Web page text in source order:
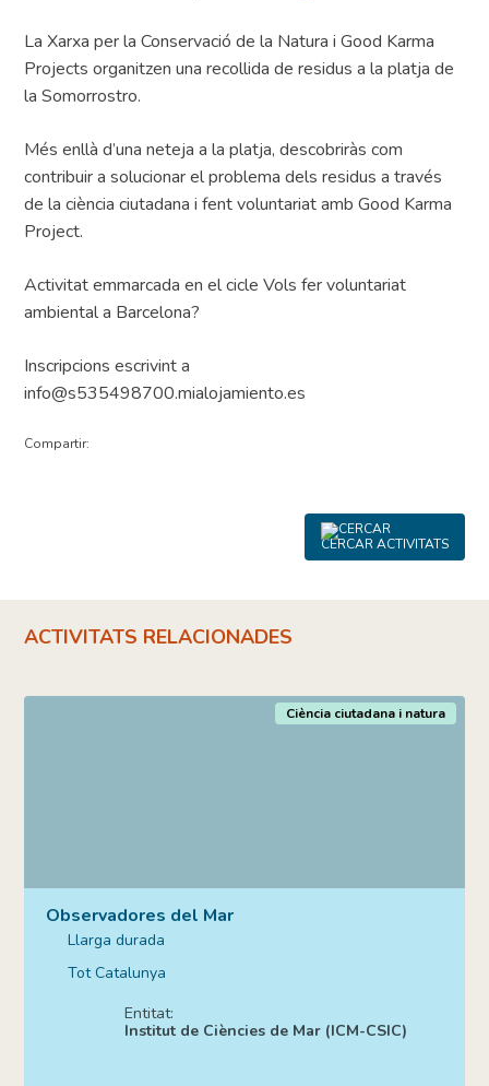
La Xarxa per la Conservació de la Natura i Good Karma
Projects organitzen una recollida de residus a la platja de
la Somorrostro.
Més enllà d’una neteja a la platja, descobriràs com
contribuir a solucionar el problema dels residus a través
de la ciència ciutadana i fent voluntariat amb Good Karma
Project.
Activitat emmarcada en el cicle Vols fer voluntariat
ambiental a Barcelona?
Inscripcions escrivint a
info@s535498700.mialojamiento.es
Compartir:
CERCAR ACTIVITATS
ACTIVITATS RELACIONADES
Observadores del Mar
Llarga durada
Tot Catalunya
Ciència ciutadana i natura
Entitat:
Institut de Ciències de Mar (ICM-CSIC)